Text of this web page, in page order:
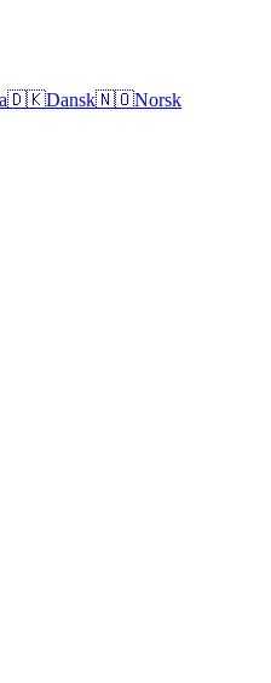
🇩🇰Dansk🇳🇴Norsk